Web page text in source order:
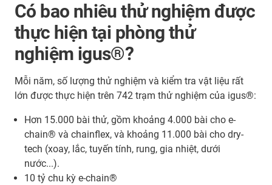
Có bao nhiêu thử nghiệm được
thực hiện tại phòng thử
nghiệm igus®?
Mỗi năm, số lượng thử nghiệm và kiểm tra vật liệu rất
lớn được thực hiện trên 742 trạm thử nghiệm của igus®:
Hơn 15.000 bài thử, gồm khoảng 4.000 bài cho e-
chain® và chainflex, và khoảng 11.000 bài cho dry-
tech (xoay, lắc, tuyến tính, rung, gia nhiệt, dưới
nước...).
10 tỷ chu kỳ e-chain®